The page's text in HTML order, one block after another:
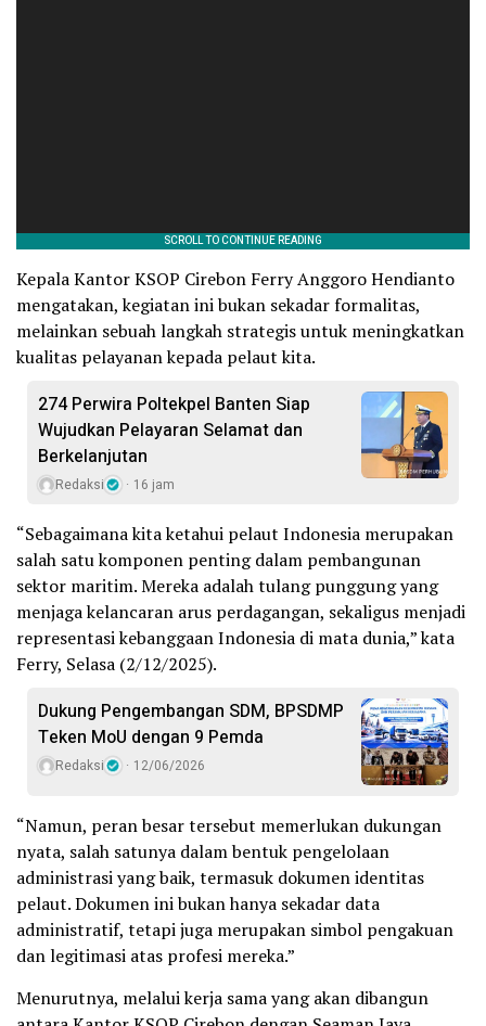
Kepala Kantor KSOP Cirebon Ferry Anggoro Hendianto
mengatakan, kegiatan ini bukan sekadar formalitas,
melainkan sebuah langkah strategis untuk meningkatkan
kualitas pelayanan kepada pelaut kita.
274 Perwira Poltekpel Banten Siap
Wujudkan Pelayaran Selamat dan
Berkelanjutan
Redaksi 16 jam
“Sebagaimana kita ketahui pelaut Indonesia merupakan
salah satu komponen penting dalam pembangunan
sektor maritim. Mereka adalah tulang punggung yang
menjaga kelancaran arus perdagangan, sekaligus menjadi
representasi kebanggaan Indonesia di mata dunia,” kata
Ferry, Selasa (2/12/2025).
Dukung Pengembangan SDM, BPSDMP
Teken MoU dengan 9 Pemda
Redaksi 12/06/2026
“Namun, peran besar tersebut memerlukan dukungan
nyata, salah satunya dalam bentuk pengelolaan
administrasi yang baik, termasuk dokumen identitas
pelaut. Dokumen ini bukan hanya sekadar data
administratif, tetapi juga merupakan simbol pengakuan
dan legitimasi atas profesi mereka.”
Menurutnya, melalui kerja sama yang akan dibangun